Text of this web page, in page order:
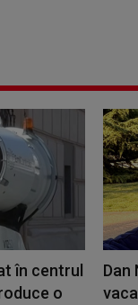
în centrul
o
Dan